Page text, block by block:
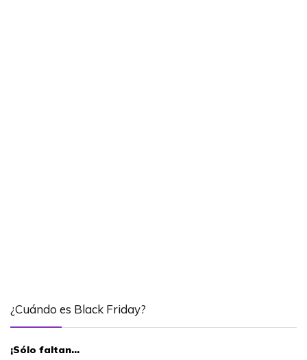
¿Cuándo es Black Friday?
¡Sólo faltan…